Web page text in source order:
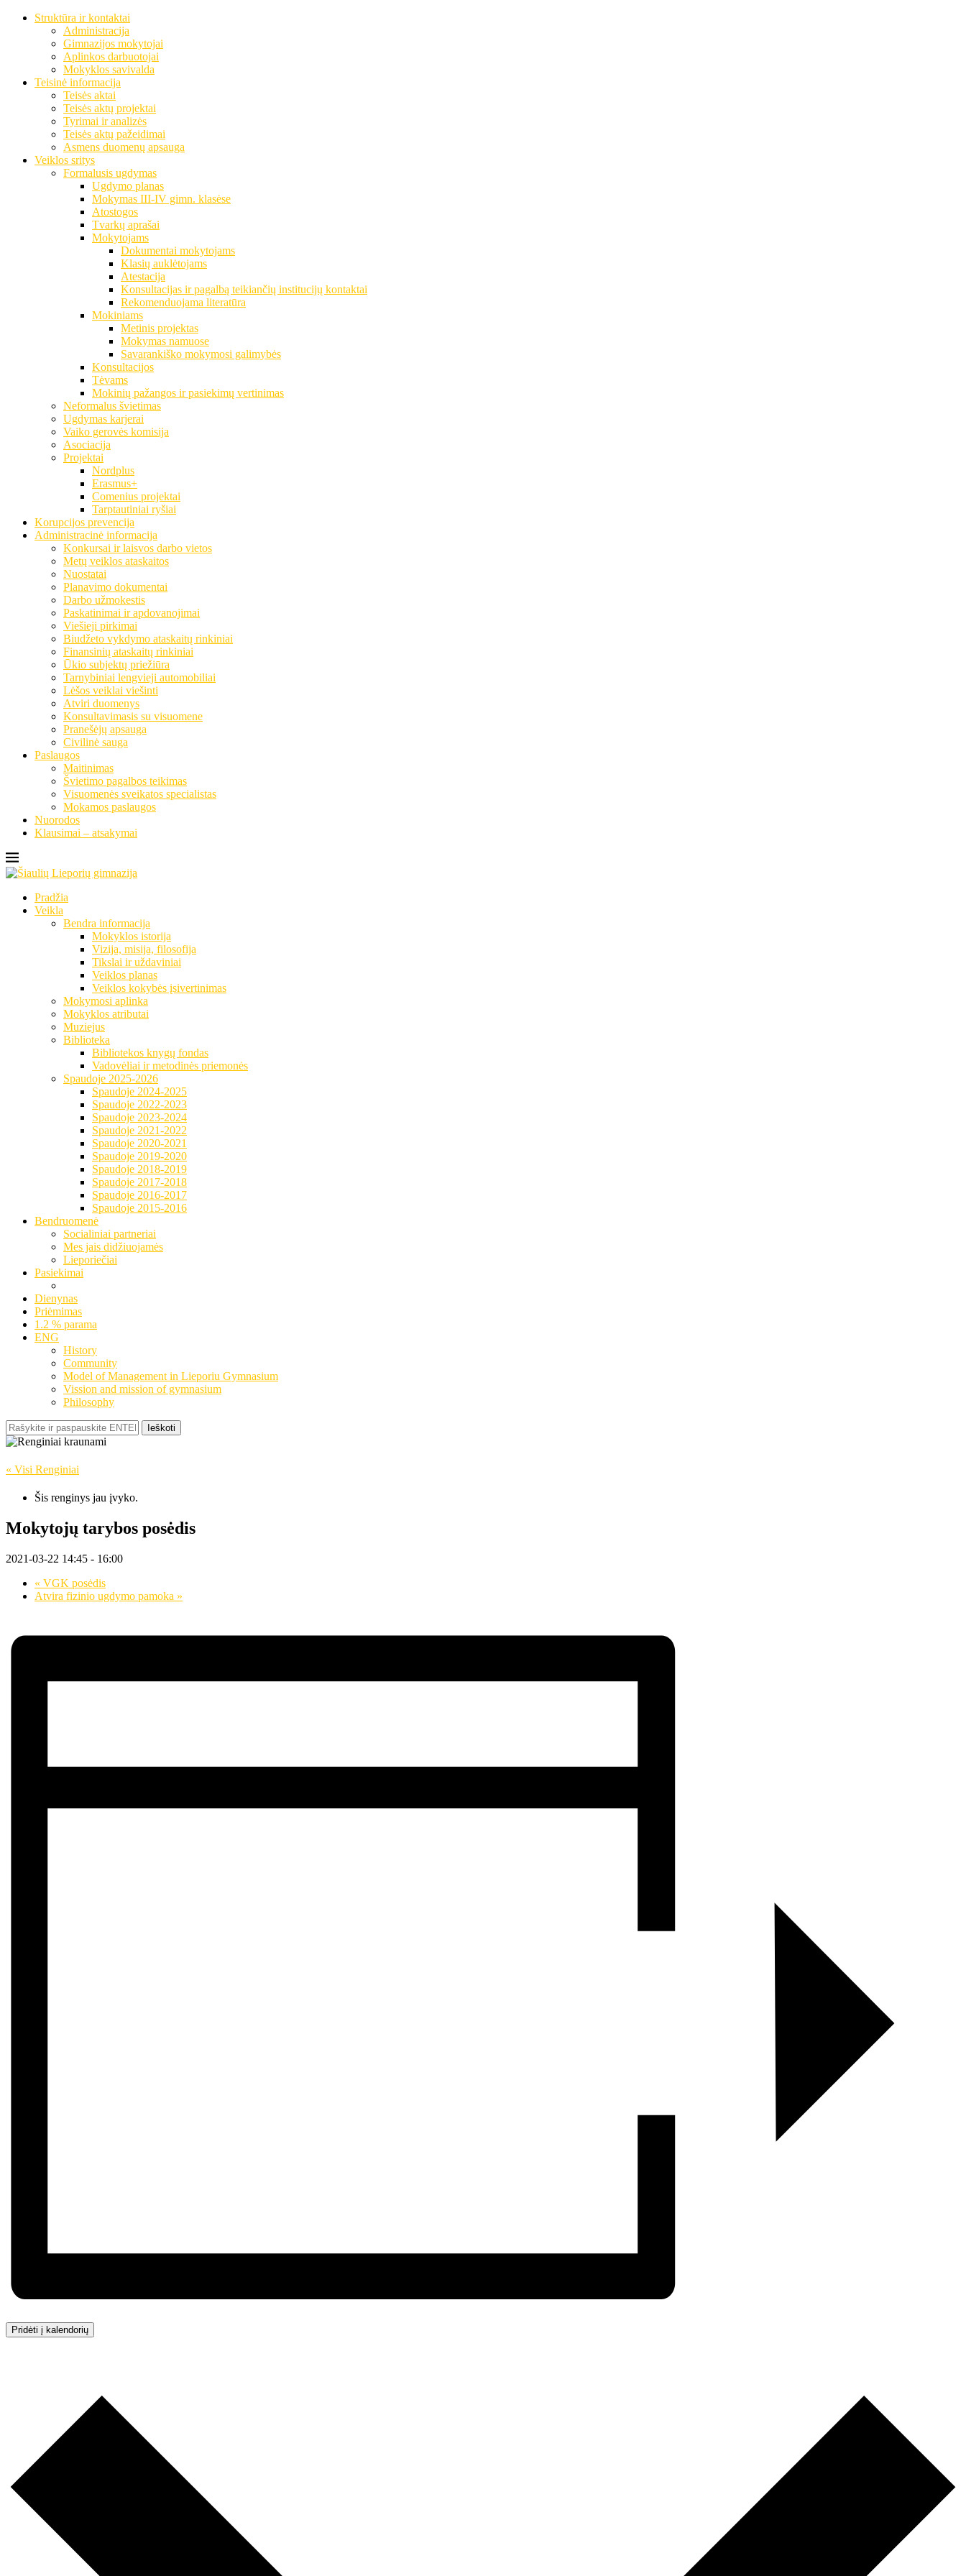
Struktūra ir kontaktai
Administracija
Gimnazijos mokytojai
Aplinkos darbuotojai
Mokyklos savivalda
Teisinė informacija
Teisės aktai
Teisės aktų projektai
Tyrimai ir analizės
Teisės aktų pažeidimai
Asmens duomenų apsauga
Veiklos sritys
Formalusis ugdymas
Ugdymo planas
Mokymas III-IV gimn. klasėse
Atostogos
Tvarkų aprašai
Mokytojams
Dokumentai mokytojams
Klasių auklėtojams
Atestacija
Konsultacijas ir pagalbą teikiančių institucijų kontaktai
Rekomenduojama literatūra
Mokiniams
Metinis projektas
Mokymas namuose
Savarankiško mokymosi galimybės
Konsultacijos
Tėvams
Mokinių pažangos ir pasiekimų vertinimas
Neformalus švietimas
Ugdymas karjerai
Vaiko gerovės komisija
Asociacija
Projektai
Nordplus
Erasmus+
Comenius projektai
Tarptautiniai ryšiai
Korupcijos prevencija
Administracinė informacija
Konkursai ir laisvos darbo vietos
Metų veiklos ataskaitos
Nuostatai
Planavimo dokumentai
Darbo užmokestis
Paskatinimai ir apdovanojimai
Viešieji pirkimai
Biudžeto vykdymo ataskaitų rinkiniai
Finansinių ataskaitų rinkiniai
Ūkio subjektų priežiūra
Tarnybiniai lengvieji automobiliai
Lėšos veiklai viešinti
Atviri duomenys
Konsultavimasis su visuomene
Pranešėjų apsauga
Civilinė sauga
Paslaugos
Maitinimas
Švietimo pagalbos teikimas
Visuomenės sveikatos specialistas
Mokamos paslaugos
Nuorodos
Klausimai – atsakymai
Pradžia
Veikla
Bendra informacija
Mokyklos istorija
Vizija, misija, filosofija
Tikslai ir uždaviniai
Veiklos planas
Veiklos kokybės įsivertinimas
Mokymosi aplinka
Mokyklos atributai
Muziejus
Biblioteka
Bibliotekos knygų fondas
Vadovėliai ir metodinės priemonės
Spaudoje 2025-2026
Spaudoje 2024-2025
Spaudoje 2022-2023
Spaudoje 2023-2024
Spaudoje 2021-2022
Spaudoje 2020-2021
Spaudoje 2019-2020
Spaudoje 2018-2019
Spaudoje 2017-2018
Spaudoje 2016-2017
Spaudoje 2015-2016
Bendruomenė
Socialiniai partneriai
Mes jais didžiuojamės
Lieporiečiai
Pasiekimai
Dienynas
Priėmimas
1.2 % parama
ENG
History
Community
Model of Management in Lieporiu Gymnasium
Vission and mission of gymnasium
Philosophy
Ieškoti
« Visi Renginiai
Šis renginys jau įvyko.
Mokytojų tarybos posėdis
2021-03-22 14:45 - 16:00
« VGK posėdis
Atvira fizinio ugdymo pamoka »
Pridėti į kalendorių